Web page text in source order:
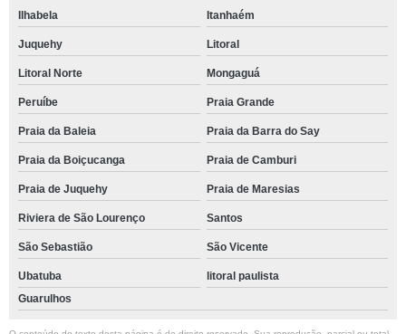
Ilhabela Itanhaém
Juquehy Litoral
Litoral Norte Mongaguá
Peruíbe Praia Grande
Praia da Baleia Praia da Barra do Say
Praia da Boiçucanga Praia de Camburi
Praia de Juquehy Praia de Maresias
Riviera de São Lourenço Santos
São Sebastião São Vicente
Ubatuba
litoral paulista
Guarulhos